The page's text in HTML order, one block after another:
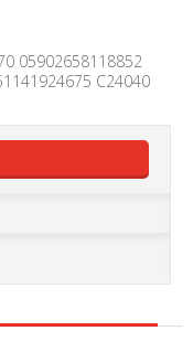
05902658118852
C24040